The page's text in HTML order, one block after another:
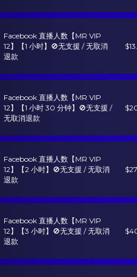
Facebook 直播人数【MR VIP
12】【1 小时】🚫无支援 / 无取消
退款
Facebook 直播人数【MR VIP
12】【1 小时 30 分钟】🚫无支援 /
无取消退款
Facebook 直播人数【MR VIP
12】【2 小时】🚫无支援 / 无取消
退款
Facebook 直播人数【MR VIP
12】【3 小时】🚫无支援 / 无取消
退款